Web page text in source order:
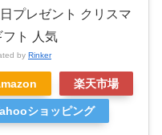
プレゼント クリスマ
フト 人気
by Rinker
楽天市場
ショッピング